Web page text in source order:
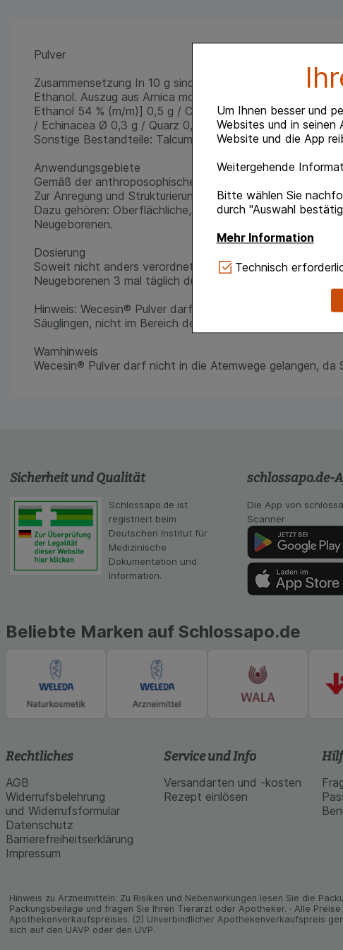
Um Ihnen besser und
Websites und in seinen
Website und die App
Weitergehende
Bitte wählen Sie
durch "Auswahl
Mehr Information
Technisch Notwendig:
verzichtet werden kann.
gestalten,
auf Ihre Bedürfnisse
Technisch
Pulver
Zusammensetzung In 10 g sind verarbeitet:
Ethanol. Auszug aus Arnica montana, Planta tota rec.
Ethanol 54 % (m/m)] 0,5 g / Calendula officinalis 2a Ø
/ Echinacea Ø 0,3 g / Quarz 0,01 g / Stibium metallicum
Sonstige Bestandteile: Talcum.
Anwendungsgebiete
Gemäß der anthroposophischen Menschen- und
Zur Anregung und Strukturierung der Haut- und
Dazu gehören: Oberflächliche, abtrocknende Wunden
Neugeborenen.
Dosierung
Soweit nicht anders verordnet, das Pulver bei
Neugeborenen 3 mal täglich dünn auf die betroffenen
Hinweis: Wecesin® Pulver darf nicht in die Atemwege
Säuglingen, nicht im Bereich des Gesichtes aufgestreut
Warnhinweis
Wecesin® Pulver darf nicht in die Atemwege gelangen, da
Sicherheit und Qualität
Schlossapo.de ist
registriert beim
Deutschen Institut für
Medizinische
Dokumentation und
Information.
schlossapo.de-
Die App von
Scanner
Beliebte Marken auf Schlossapo.de
Rechtliches
AGB
Widerrufsbelehrung
und Widerrufsformular
Datenschutz
Barrierefreiheitserklärung
Impressum
Service und Info
Versandarten und -kosten
Rezept einlösen
Hinweis zu Arzneimitteln: Zu Risiken und Neben­wirkungen lesen Sie die
Packungs­beilage und fragen Sie Ihren Tier­arzt oder Apo­theker. · Alle
Apothekenverkaufspreises. (2) Unverbindlicher Apothekenverkaufspreis
sich auf den UAVP oder den UVP.